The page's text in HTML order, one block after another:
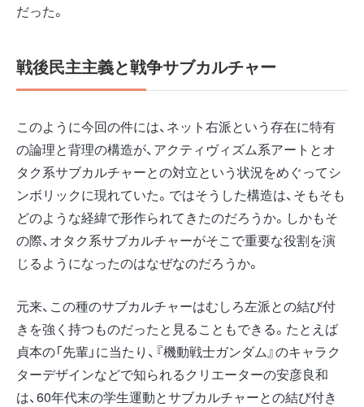
だった。
戦後民主主義と戦争サブカルチャー
このように今回の件には、ネット右派という存在に特有
の論理と背理の構造が、アクティヴィズム系アートとオ
タク系サブカルチャーとの対立という状況をめぐってシ
ンボリックに現れていた。ではそうした構造は、そもそも
どのような経緯で形作られてきたのだろうか。しかもそ
の際、オタク系サブカルチャーがそこで重要な役割を演
じるようになったのはなぜなのだろうか。
元来、この種のサブカルチャーはむしろ左派との結び付
きを強く持つものだったと見ることもできる。たとえば
貞本の「先輩」に当たり、『機動戦士ガンダム』のキャラク
ターデザインなどで知られるクリエーターの安彦良和
は、60年代末の学生運動とサブカルチャーとの結び付き